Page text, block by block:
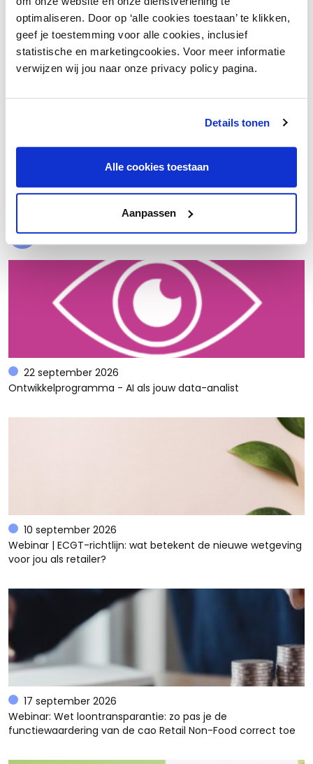
optimaliseren. Door op ‘alle cookies toestaan’ te klikken,
geef je toestemming voor alle cookies, inclusief
statistische en marketingcookies. Voor meer informatie
verwijzen wij jou naar onze privacy policy pagina.
Details tonen
Alle cookies toestaan
Aanpassen
Laad meer
Evenementen
22 september 2026
Ontwikkelprogramma - AI als jouw data-analist
10 september 2026
Webinar | ECGT-richtlijn: wat betekent de nieuwe wetgeving
voor jou als retailer?
17 september 2026
Webinar: Wet loontransparantie: zo pas je de
functiewaardering van de cao Retail Non-Food correct toe